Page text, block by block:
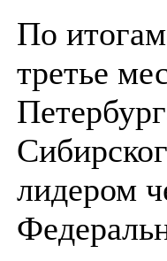
По
третье
лидером